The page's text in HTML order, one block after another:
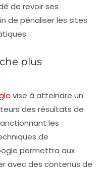
de revoir ses
de pénaliser les sites
plus
vise à atteindre un
des résultats de
les
de
permettra aux
avec des contenus de